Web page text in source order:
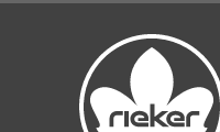
Обувь | Сумки |